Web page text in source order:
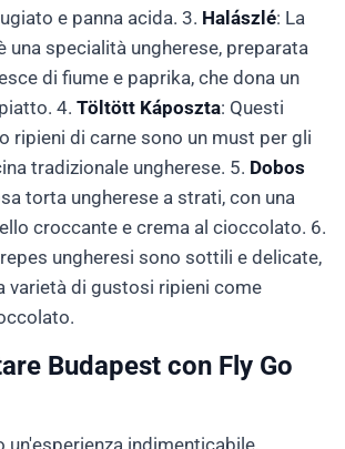
e panna acida. 3. Halászlé: La
una specialità ungherese, preparata
di fiume e paprika, che dona un
4. Töltött Káposzta: Questi
ripieni di carne sono un must per gli
tradizionale ungherese. 5. Dobos
torta ungherese a strati, con una
croccante e crema al cioccolato. 6.
ungheresi sono sottili e delicate,
varietà di gustosi ripieni come
Budapest con Fly Go
un'esperienza indimenticabile,